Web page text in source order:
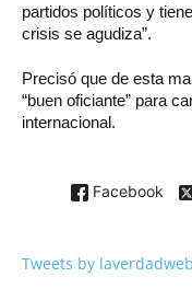
partidos políticos y
crisis se agudiza”.
Precisó que de esta
“buen oficiante” para
internacional.
Facebook
Tweets by laverdadweb